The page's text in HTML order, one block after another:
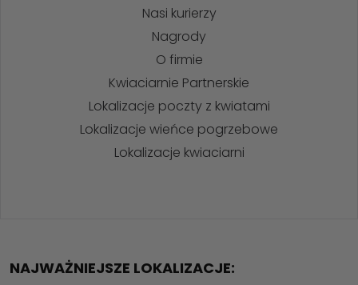
Nasi kurierzy
Nagrody
O firmie
Kwiaciarnie Partnerskie
Lokalizacje poczty z kwiatami
Lokalizacje wieńce pogrzebowe
Lokalizacje kwiaciarni
NAJWAŻNIEJSZE LOKALIZACJE: